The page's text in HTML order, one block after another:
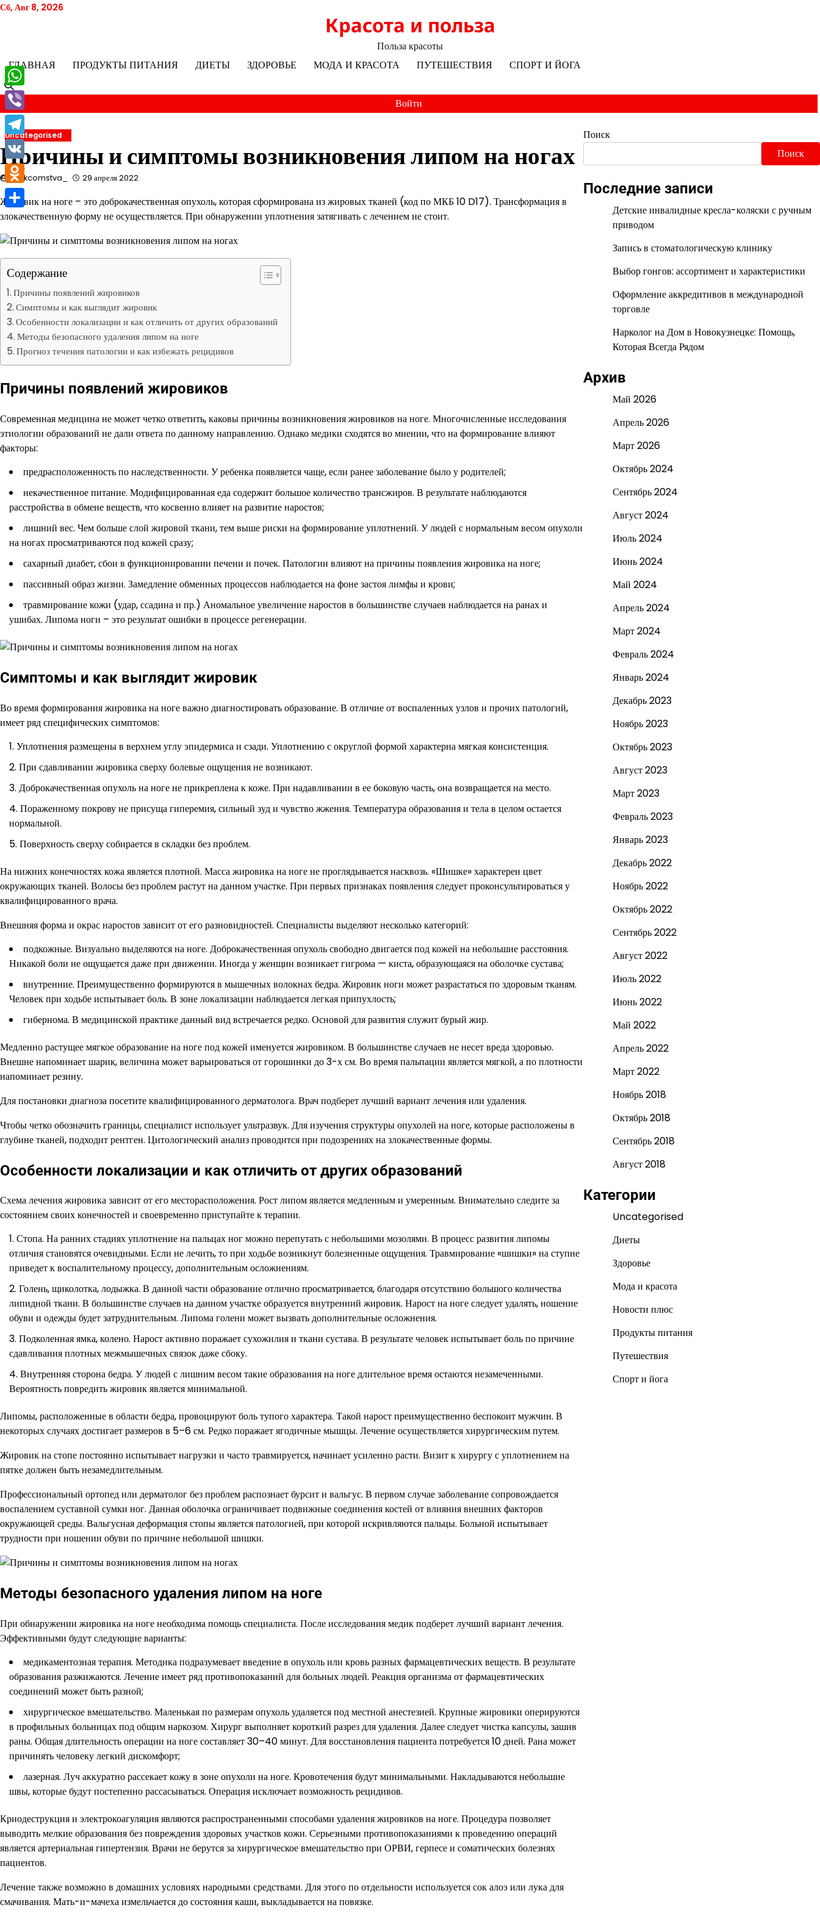
Перейти
Сб, Авг 8, 2026
Красота и польза
Польза красоты
ГЛАВНАЯ
ПРОДУКТЫ ПИТАНИЯ ДИЕТЫ ЗДОРОВЬЕ МОДА И КРАСОТА ПУТЕШЕСТВИЯ СПОРТ И ЙОГА
Войти
Uncategorised
Причины и симптомы возникновения липом на ногах
znakcomstva_ 29 апреля 2022
Жировик на ноге – это доброкачественная опухоль, которая сформирована из жировых тканей (код по МКБ 10 D17). Трансформация в
злокачественную форму не осуществляется. При обнаружении уплотнения затягивать с лечением не стоит.
Содержание
Причины появлений жировиков
Симптомы и как выглядит жировик
Особенности локализации и как отличить от других образований
Методы безопасного удаления липом на ноге
Прогноз течения патологии и как избежать рецидивов
Причины появлений жировиков
Современная медицина не может четко ответить, каковы причины возникновения жировиков на ноге. Многочисленные исследования
этиологии образований не дали ответа по данному направлению. Однако медики сходятся во мнении, что на формирование влияют
факторы:
предрасположенность по наследственности. У ребенка появляется чаще, если ранее заболевание было у родителей;
некачественное питание. Модифицированная еда содержит большое количество трансжиров. В результате наблюдаются
расстройства в обмене веществ, что косвенно влияет на развитие наростов;
лишний вес. Чем больше слой жировой ткани, тем выше риски на формирование уплотнений. У людей с нормальным весом опухоли
на ногах просматриваются под кожей сразу;
сахарный диабет, сбои в функционировании печени и почек. Патологии влияют на причины появления жировика на ноге;
пассивный образ жизни. Замедление обменных процессов наблюдается на фоне застоя лимфы и крови;
травмирование кожи (удар, ссадина и пр.) Аномальное увеличение наростов в большинстве случаев наблюдается на ранах и
ушибах. Липома ноги – это результат ошибки в процессе регенерации.
Симптомы и как выглядит жировик
Во время формирования жировика на ноге важно диагностировать образование. В отличие от воспаленных узлов и прочих патологий,
имеет ряд специфических симптомов:
Уплотнения размещены в верхнем углу эпидермиса и сзади. Уплотнению с округлой формой характерна мягкая консистенция.
При сдавливании жировика сверху болевые ощущения не возникают.
Доброкачественная опухоль на ноге не прикреплена к коже. При надавливании в ее боковую часть, она возвращается на место.
Пораженному покрову не присуща гиперемия, сильный зуд и чувство жжения. Температура образования и тела в целом остается
нормальной.
Поверхность сверху собирается в складки без проблем.
На нижних конечностях кожа является плотной. Масса жировика на ноге не проглядывается насквозь. «Шишке» характерен цвет
окружающих тканей. Волосы без проблем растут на данном участке. При первых признаках появления следует проконсультироваться у
квалифицированного врача.
Внешняя форма и окрас наростов зависит от его разновидностей. Специалисты выделяют несколько категорий:
подкожные. Визуально выделяются на ноге. Доброкачественная опухоль свободно двигается под кожей на небольшие расстояния.
Никакой боли не ощущается даже при движении. Иногда у женщин возникает гигрома — киста, образующаяся на оболочке сустава;
внутренние. Преимущественно формируются в мышечных волокнах бедра. Жировик ноги может разрастаться по здоровым тканям.
Человек при ходьбе испытывает боль. В зоне локализации наблюдается легкая припухлость;
гибернома. В медицинской практике данный вид встречается редко. Основой для развития служит бурый жир.
Медленно растущее мягкое образование на ноге под кожей именуется жировиком. В большинстве случаев не несет вреда здоровью.
Внешне напоминает шарик, величина может варьироваться от горошинки до 3-х см. Во время пальпации является мягкой, а по плотности
напоминает резину.
Для постановки диагноза посетите квалифицированного дерматолога. Врач подберет лучший вариант лечения или удаления.
Чтобы четко обозначить границы, специалист использует ультразвук. Для изучения структуры опухолей на ноге, которые расположены в
глубине тканей, подходит рентген. Цитологический анализ проводится при подозрениях на злокачественные формы.
Особенности локализации и как отличить от других образований
Схема лечения жировика зависит от его месторасположения. Рост липом является медленным и умеренным. Внимательно следите за
состоянием своих конечностей и своевременно приступайте к терапии.
Стопа. На ранних стадиях уплотнение на пальцах ног можно перепутать с небольшими мозолями. В процесс развития липомы
отличия становятся очевидными. Если не лечить, то при ходьбе возникнут болезненные ощущения. Травмирование «шишки» на ступне
приведет к воспалительному процессу, дополнительным осложнениям.
Голень, щиколотка, лодыжка. В данной части образование отлично просматривается, благодаря отсутствию большого количества
липидной ткани. В большинстве случаев на данном участке образуется внутренний жировик. Нарост на ноге следует удалять, ношение
обуви и одежды будет затруднительным. Липома голени может вызвать дополнительные осложнения.
Подколенная ямка, колено. Нарост активно поражает сухожилия и ткани сустава. В результате человек испытывает боль по причине
сдавливания плотных межмышечных связок даже сбоку.
Внутренняя сторона бедра. У людей с лишним весом такие образования на ноге длительное время остаются незамеченными.
Вероятность повредить жировик является минимальной.
Липомы, расположенные в области бедра, провоцируют боль тупого характера. Такой нарост преимущественно беспокоит мужчин. В
некоторых случаях достигает размеров в 5–6 см. Редко поражает ягодичные мышцы. Лечение осуществляется хирургическим путем.
Жировик на стопе постоянно испытывает нагрузки и часто травмируется, начинает усиленно расти. Визит к хирургу с уплотнением на
пятке должен быть незамедлительным.
Профессиональный ортопед или дерматолог без проблем распознает бурсит и вальгус. В первом случае заболевание сопровождается
воспалением суставной сумки ног. Данная оболочка ограничивает подвижные соединения костей от влияния внешних факторов
окружающей среды. Вальгусная деформация стопы является патологией, при которой искривляются пальцы. Больной испытывает
трудности при ношении обуви по причине небольшой шишки.
Методы безопасного удаления липом на ноге
При обнаружении жировика на ноге необходима помощь специалиста. После исследования медик подберет лучший вариант лечения.
Эффективными будут следующие варианты:
медикаментозная терапия. Методика подразумевает введение в опухоль или кровь разных фармацевтических веществ. В результате
образования разжижаются. Лечение имеет ряд противопоказаний для больных людей. Реакция организма от фармацевтических
соединений может быть разной;
хирургическое вмешательство. Маленькая по размерам опухоль удаляется под местной анестезией. Крупные жировики оперируются
в профильных больницах под общим наркозом. Хирург выполняет короткий разрез для удаления. Далее следует чистка капсулы, зашив
раны. Общая длительность операции на ноге составляет 30–40 минут. Для восстановления пациента потребуется 10 дней. Рана может
причинять человеку легкий дискомфорт;
лазерная. Луч аккуратно рассекает кожу в зоне опухоли на ноге. Кровотечения будут минимальными. Накладываются небольшие
швы, которые будут постепенно рассасываться. Операция исключает возможность рецидивов.
Криодеструкция и электрокоагуляция являются распространенными способами удаления жировиков на ноге. Процедура позволяет
выводить мелкие образования без повреждения здоровых участков кожи. Серьезными противопоказаниями к проведению операций
является артериальная гипертензия. Врачи не берутся за хирургическое вмешательство при ОРВИ, герпесе и соматических болезнях
пациентов.
Лечение также возможно в домашних условиях народными средствами. Для этого по отдельности используется сок алоэ или лука для
смачивания. Мать-и-мачеха измельчается до состояния каши, выкладывается на повязке.
Поиск
Поиск
Последние записи
Детские инвалидные кресла-коляски с ручным
приводом
Запись в стоматологическую клинику
Выбор гонгов: ассортимент и характеристики
Оформление аккредитивов в международной
торговле
Нарколог на Дом в Новокузнецке: Помощь,
Которая Всегда Рядом
Архив
Май 2026
Апрель 2026
Март 2026
Октябрь 2024
Сентябрь 2024
Август 2024
Июль 2024
Июнь 2024
Май 2024
Апрель 2024
Март 2024
Февраль 2024
Январь 2024
Декабрь 2023
Ноябрь 2023
Октябрь 2023
Август 2023
Март 2023
Февраль 2023
Январь 2023
Декабрь 2022
Ноябрь 2022
Октябрь 2022
Сентябрь 2022
Август 2022
Июль 2022
Июнь 2022
Май 2022
Апрель 2022
Март 2022
Ноябрь 2018
Октябрь 2018
Сентябрь 2018
Август 2018
Категории
Uncategorised
Диеты
Здоровье
Мода и красота
Новости плюс
Продукты питания
Путешествия
Спорт и йога
WhatsApp
Viber
Telegram
VK
Odnoklassniki
Отправить